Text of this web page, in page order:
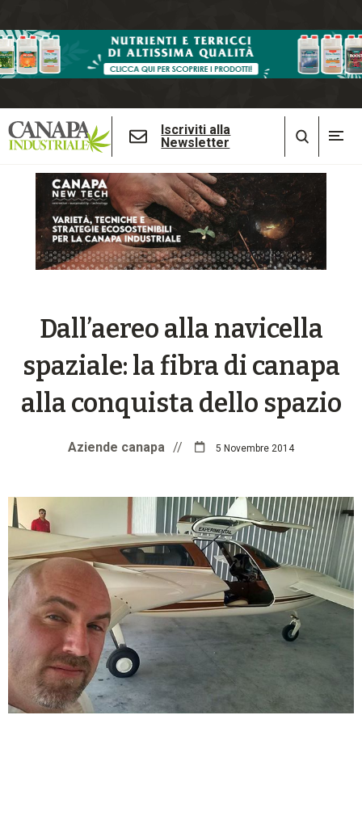
Iscriviti alla
Newsletter
Dall’aereo alla navicella
spaziale: la fibra di canapa
alla conquista dello spazio
Aziende canapa // 5 Novembre 2014